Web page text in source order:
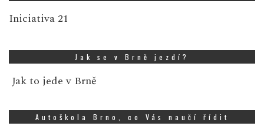
Iniciativa 21
Jak se v Brně jezdí?
Jak to jede v Brně
Autoškola Brno, co Vás naučí řídit